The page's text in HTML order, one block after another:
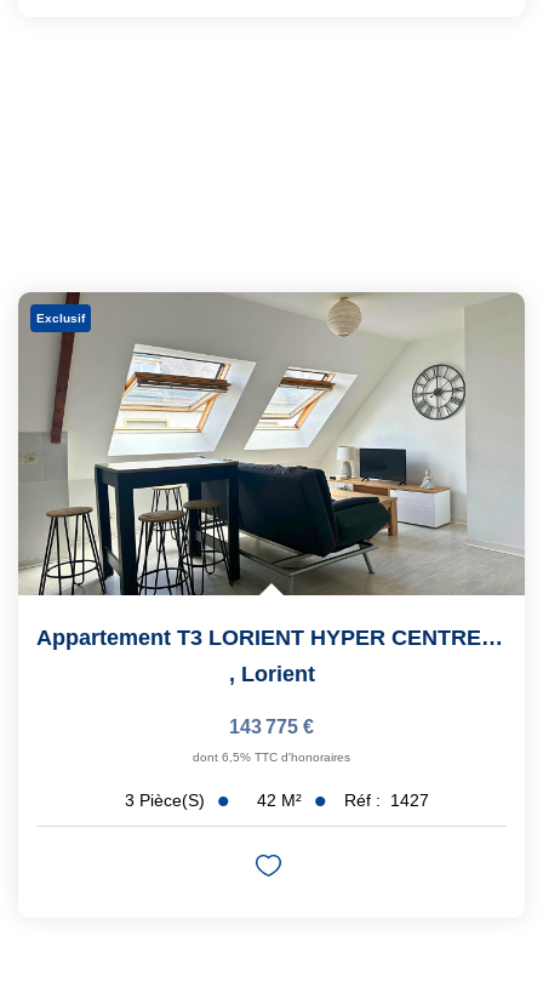
Exclusif
Appartement T3 LORIENT HYPER CENTRE Avec STATIONNEMENT
, Lorient
143 775 €
dont 6,5% TTC d'honoraires
3 Pièce(s) 42 M² Réf : 1427